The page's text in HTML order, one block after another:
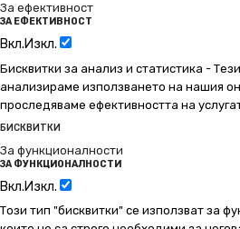
За ефективност
ЗА ЕФЕКТИВНОСТ
Вкл.Изкл.
Бисквитки за анализ и статистика -
анализираме използването на нашия
проследяваме ефективността на
БИСКВИТКИ
За функционалности
ЗА ФУНКЦИОНАЛНОСТИ
Вкл.Изкл.
Този тип "бисквитки" се използват за